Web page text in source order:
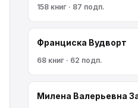
158 книг · 87 подп.
Франциска Вудворт
68 книг · 62 подп.
Милена Валерьевна